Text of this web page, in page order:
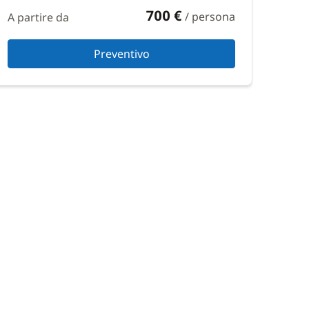
A partire da 700 €/ persona
Preventivo